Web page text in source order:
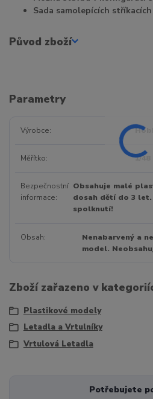
Sada samolepících
Původ zboží
Parametry
Výrobce
Měřítko 1/48
Bezpečnostní
informace
Obsahuje malé
dosah dětí do 3
spolknutí!
Obsah
Nenabarvený a
model.
Zboží zařazeno v
Plastikové modely
Letadla a Vrtulníky
Vrtulová Letadla
Potřebujete